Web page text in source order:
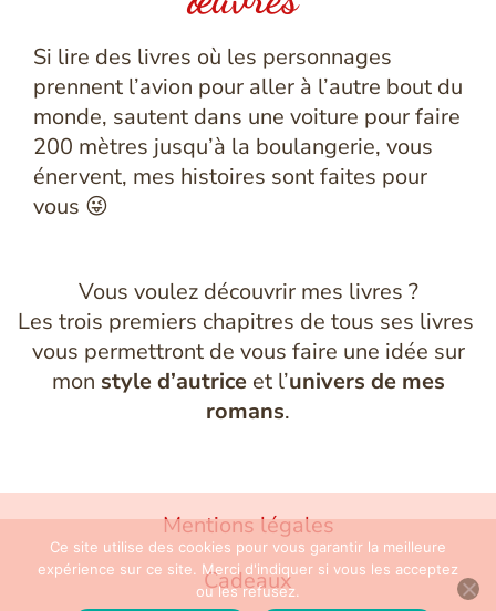
Si lire des livres où les personnages
prennent l’avion pour aller à l’autre bout du
monde, sautent dans une voiture pour faire
200 mètres jusqu’à la boulangerie, vous
énervent, mes histoires sont faites pour
vous 😜
Vous voulez découvrir mes livres ?
Les trois premiers chapitres de tous ses livres
vous permettront de vous faire une idée sur
mon style d’autriceet l’univers de mes
romans.
Mentions légales
Cadeaux
Ce site utilise des cookies pour vous garantir la meilleure
expérience sur ce site. Merci d'indiquer si vous les acceptez
ou les refusez.